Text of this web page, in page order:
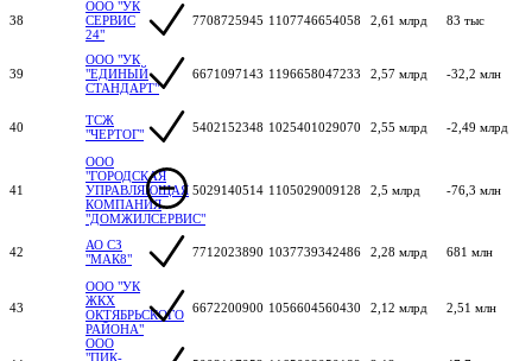
38
ООО "УК
СЕРВИС
24"
7708725945 1107746654058 2,61 млрд 83 тыс
39
ООО "УК
"ЕДИНЫЙ
СТАНДАРТ"
6671097143 1196658047233 2,57 млрд -32,2 млн
40
ТСЖ
"ЧЕРТОГ"
5402152348 1025401029070 2,55 млрд -2,49 млрд
41
ООО
"ГОРОДСКАЯ
УПРАВЛЯЮЩАЯ
КОМПАНИЯ
"ДОМЖИЛСЕРВИС"
5029140514 1105029009128 2,5 млрд -76,3 млн
42
АО СЗ
"МАК8"
7712023890 1037739342486 2,28 млрд 681 млн
43
ООО "УК
ЖКХ
ОКТЯБРЬСКОГО
РАЙОНА"
6672200900 1056604560430 2,12 млрд 2,51 млн
ООО
"ПИК-